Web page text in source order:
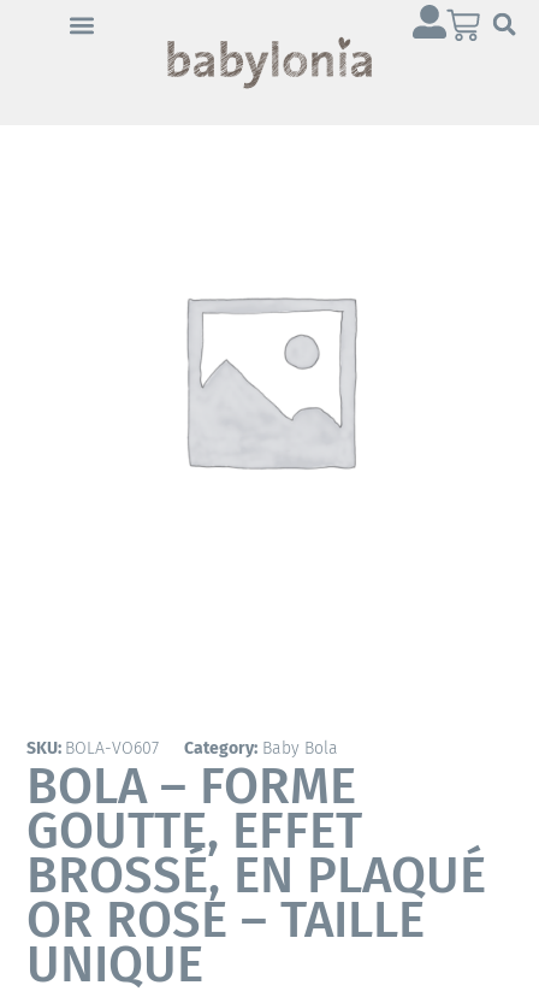
SKU: BOLA-VO607 Category: Baby Bola
BOLA – FORME
GOUTTE, EFFET
BROSSÉ, EN PLAQUÉ
OR ROSE – TAILLE
UNIQUE